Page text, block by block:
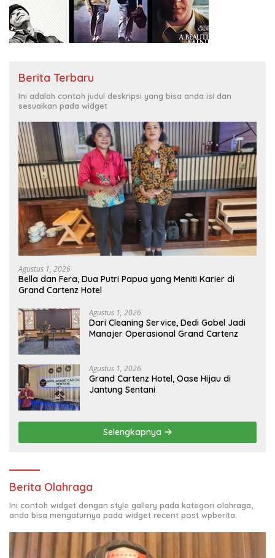
Berita Terbaru
Ini adalah contoh judul deskripsi yang bisa anda isi dan
sesuaikan pada widget
Agustus 1, 2026
Bella dan Fera, Dua Putri Papua yang Meniti Karier di
Grand Cartenz Hotel
Agustus 1, 2026
Dari Cleaning Service, Dedi Gobel Jadi
Manajer Operasional Grand Cartenz
Agustus 1, 2026
Grand Cartenz Hotel, Oase Hijau di
Jantung Sentani
Selengkapnya
Berita Olahraga
Ini contoh widget dengan style gallery pada kategori olahraga,
anda bisa mengaturnya pada widget recent post wpberita.